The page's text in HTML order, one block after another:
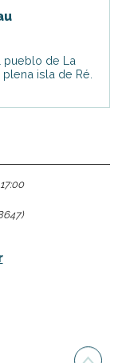
pueblo de La
isla de Ré.
)